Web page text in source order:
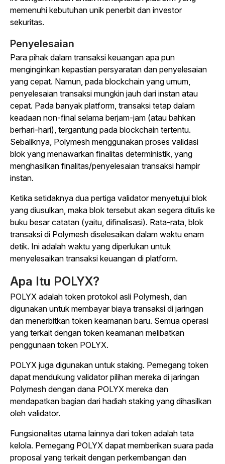
memenuhi kebutuhan unik penerbit dan investor
sekuritas.
Penyelesaian
Para pihak dalam transaksi keuangan apa pun
menginginkan kepastian persyaratan dan penyelesaian
yang cepat. Namun, pada blockchain yang umum,
penyelesaian transaksi mungkin jauh dari instan atau
cepat. Pada banyak platform, transaksi tetap dalam
keadaan non-final selama berjam-jam (atau bahkan
berhari-hari), tergantung pada blockchain tertentu.
Sebaliknya, Polymesh menggunakan proses validasi
blok yang menawarkan finalitas deterministik, yang
menghasilkan finalitas/penyelesaian transaksi hampir
instan.
Ketika setidaknya dua pertiga validator menyetujui blok
yang diusulkan, maka blok tersebut akan segera ditulis ke
buku besar catatan (yaitu, difinalisasi). Rata-rata, blok
transaksi di Polymesh diselesaikan dalam waktu enam
detik. Ini adalah waktu yang diperlukan untuk
menyelesaikan transaksi keuangan di platform.
Apa Itu POLYX?
POLYX adalah token protokol asli Polymesh, dan
digunakan untuk membayar biaya transaksi di jaringan
dan menerbitkan token keamanan baru. Semua operasi
yang terkait dengan token keamanan melibatkan
penggunaan token POLYX.
POLYX juga digunakan untuk staking. Pemegang token
dapat mendukung validator pilihan mereka di jaringan
Polymesh dengan dana POLYX mereka dan
mendapatkan bagian dari hadiah staking yang dihasilkan
oleh validator.
Fungsionalitas utama lainnya dari token adalah tata
kelola. Pemegang POLYX dapat memberikan suara pada
proposal yang terkait dengan perkembangan dan